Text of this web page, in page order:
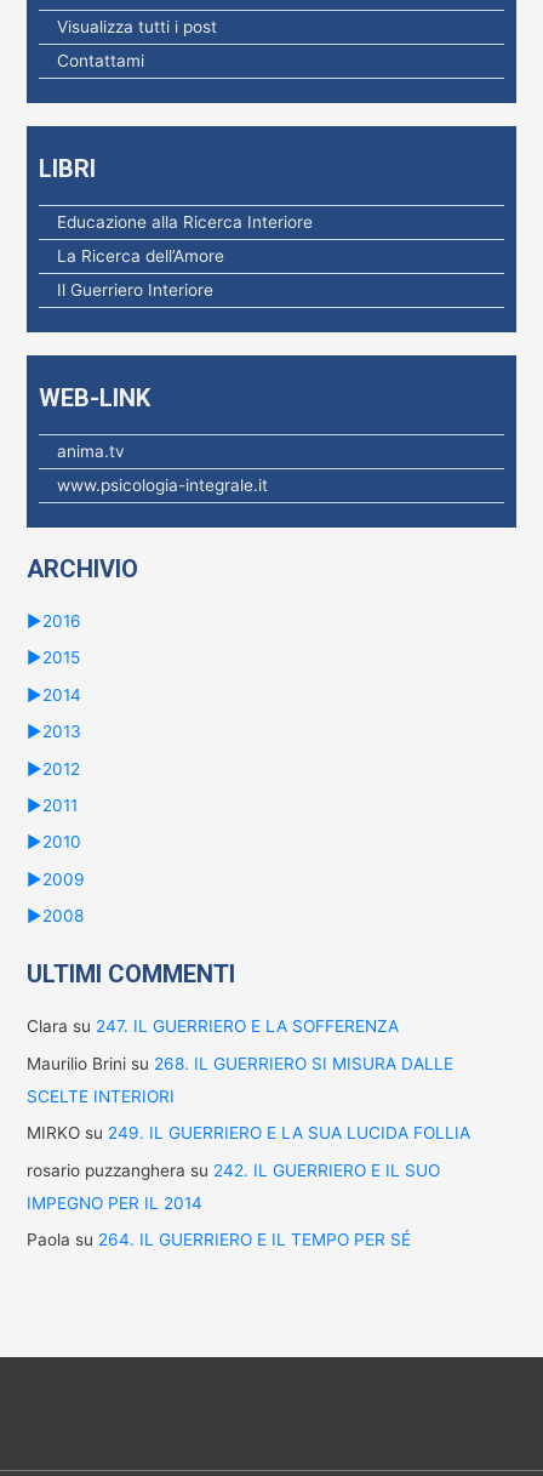
Visualizza tutti i post
Contattami
LIBRI
Educazione alla Ricerca Interiore
La Ricerca dell’Amore
Il Guerriero Interiore
WEB-LINK
anima.tv
www.psicologia-integrale.it
ARCHIVIO
►2016
►2015
►2014
►2013
►2012
►2011
►2010
►2009
►2008
ULTIMI COMMENTI
Clara su 247. IL GUERRIERO E LA SOFFERENZA
Maurilio Brinisu 268. IL GUERRIERO SI MISURA DALLE
SCELTE INTERIORI
MIRKOsu 249. IL GUERRIERO E LA SUA LUCIDA FOLLIA
rosario puzzanghera su 242. IL GUERRIERO E IL SUO
IMPEGNO PER IL 2014
Paola su 264. IL GUERRIERO E IL TEMPO PER SÉ